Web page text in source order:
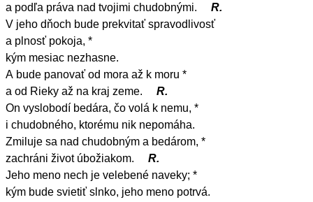
a podľa práva nad tvojimi chudobnými.
R.
V jeho dňoch bude prekvitať spravodlivosť
a plnosť pokoja, *
kým mesiac nezhasne.
A bude panovať od mora až k moru *
a od Rieky až na kraj zeme.
R.
On vyslobodí bedára, čo volá k nemu, *
i chudobného, ktorému nik nepomáha.
Zmiluje sa nad chudobným a bedárom, *
zachráni život úbožiakom.
R.
Jeho meno nech je velebené naveky; *
kým bude svietiť slnko, jeho meno potrvá.